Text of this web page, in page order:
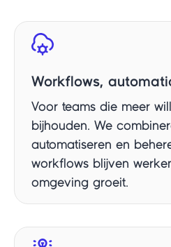
Workflows,
Voor teams die meer
bijhouden. We
automatiseren en
workflows blijven
omgeving groeit.